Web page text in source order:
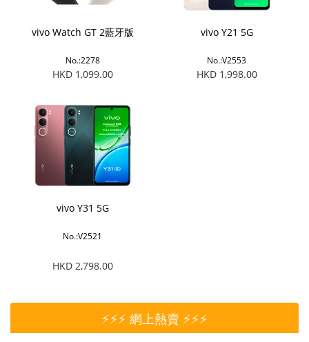
vivo Watch GT 2藍牙版
No.:2278
HKD 1,099.00
vivo Y21 5G
No.:V2553
HKD 1,998.00
vivo Y31 5G
No.:V2521
HKD 2,798.00
⚡⚡⚡ 網上熱賣 ⚡⚡⚡